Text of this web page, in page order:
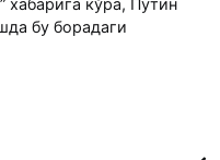
хабарига кўра, Путин
бу борадаги